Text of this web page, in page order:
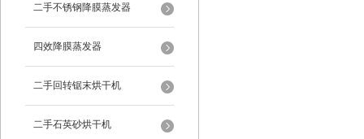
二手不锈钢降膜蒸发器
四效降膜蒸发器
二手回转锯末烘干机
二手石英砂烘干机